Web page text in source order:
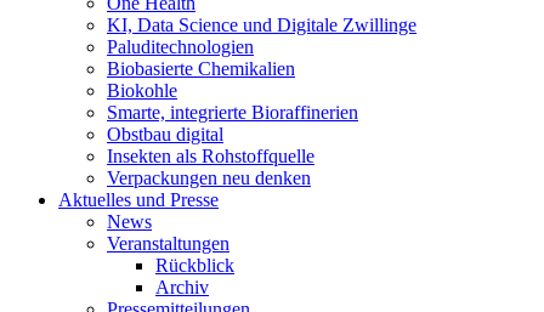
KI, Data Science und Digitale Zwillinge
Paluditechnologien
Biobasierte Chemikalien
Biokohle
Smarte, integrierte Bioraffinerien
Obstbau digital
Insekten als Rohstoffquelle
Verpackungen neu denken
Aktuelles und Presse
News
Veranstaltungen
Rückblick
Archiv